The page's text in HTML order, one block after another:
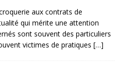
aux contrats de
qui mérite une attention
sont souvent des particuliers
victimes de pratiques […]